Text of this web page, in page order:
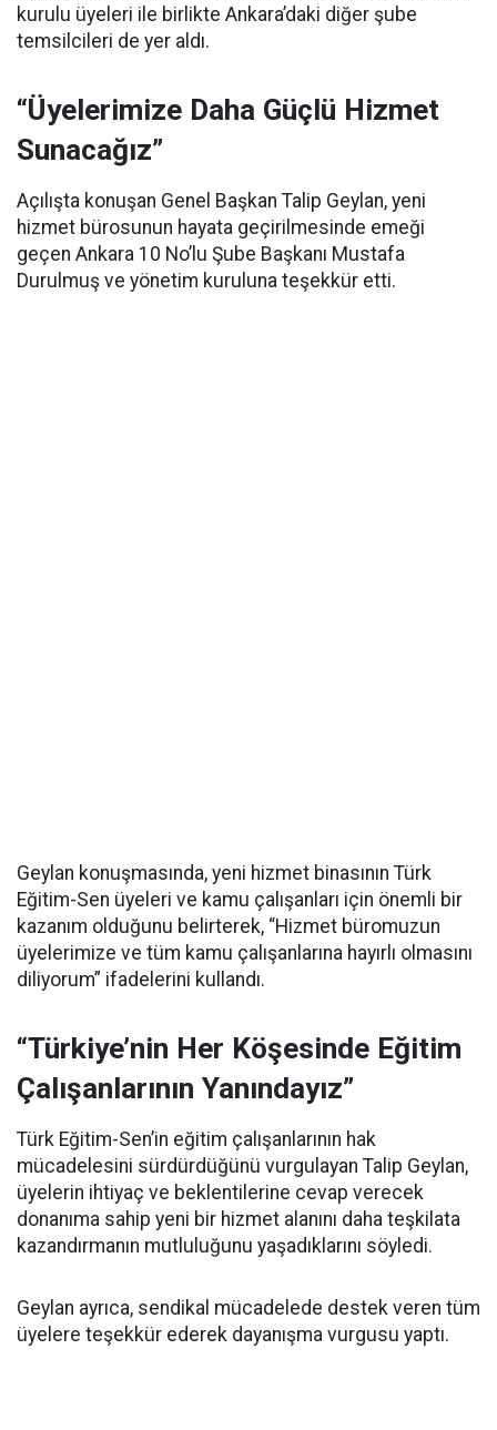
kurulu üyeleri ile birlikte Ankara’daki diğer şube
temsilcileri de yer aldı.
“Üyelerimize Daha Güçlü Hizmet
Sunacağız”
Açılışta konuşan Genel Başkan Talip Geylan, yeni
hizmet bürosunun hayata geçirilmesinde emeği
geçen Ankara 10 No’lu Şube Başkanı Mustafa
Durulmuş ve yönetim kuruluna teşekkür etti.
Geylan konuşmasında, yeni hizmet binasının Türk
Eğitim-Sen üyeleri ve kamu çalışanları için önemli bir
kazanım olduğunu belirterek, “Hizmet büromuzun
üyelerimize ve tüm kamu çalışanlarına hayırlı olmasını
diliyorum” ifadelerini kullandı.
“Türkiye’nin Her Köşesinde Eğitim
Çalışanlarının Yanındayız”
Türk Eğitim-Sen’in eğitim çalışanlarının hak
mücadelesini sürdürdüğünü vurgulayan Talip Geylan,
üyelerin ihtiyaç ve beklentilerine cevap verecek
donanıma sahip yeni bir hizmet alanını daha teşkilata
kazandırmanın mutluluğunu yaşadıklarını söyledi.
Geylan ayrıca, sendikal mücadelede destek veren tüm
üyelere teşekkür ederek dayanışma vurgusu yaptı.